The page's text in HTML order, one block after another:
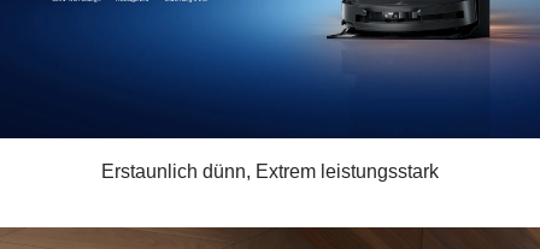
Erstaunlich dünn, Extrem leistungsstark